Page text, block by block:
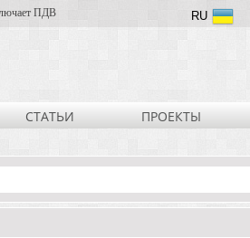
ПДВ RU
СТАТЬИ ПРОЕКТЫ